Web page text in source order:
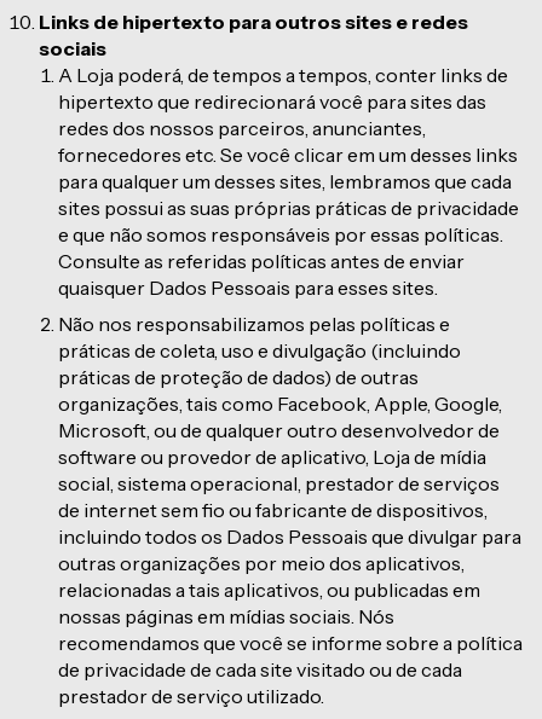
Links de hipertexto para outros sites e redes
sociais
A Loja poderá, de tempos a tempos, conter links de
hipertexto que redirecionará você para sites das
redes dos nossos parceiros, anunciantes,
fornecedores etc. Se você clicar em um desses links
para qualquer um desses sites, lembramos que cada
sites possui as suas próprias práticas de privacidade
e que não somos responsáveis por essas políticas.
Consulte as referidas políticas antes de enviar
quaisquer Dados Pessoais para esses sites.
Não nos responsabilizamos pelas políticas e
práticas de coleta, uso e divulgação (incluindo
práticas de proteção de dados) de outras
organizações, tais como Facebook, Apple, Google,
Microsoft, ou de qualquer outro desenvolvedor de
software ou provedor de aplicativo, Loja de mídia
social, sistema operacional, prestador de serviços
de internet sem fio ou fabricante de dispositivos,
incluindo todos os Dados Pessoais que divulgar para
outras organizações por meio dos aplicativos,
relacionadas a tais aplicativos, ou publicadas em
nossas páginas em mídias sociais. Nós
recomendamos que você se informe sobre a política
de privacidade de cada site visitado ou de cada
prestador de serviço utilizado.